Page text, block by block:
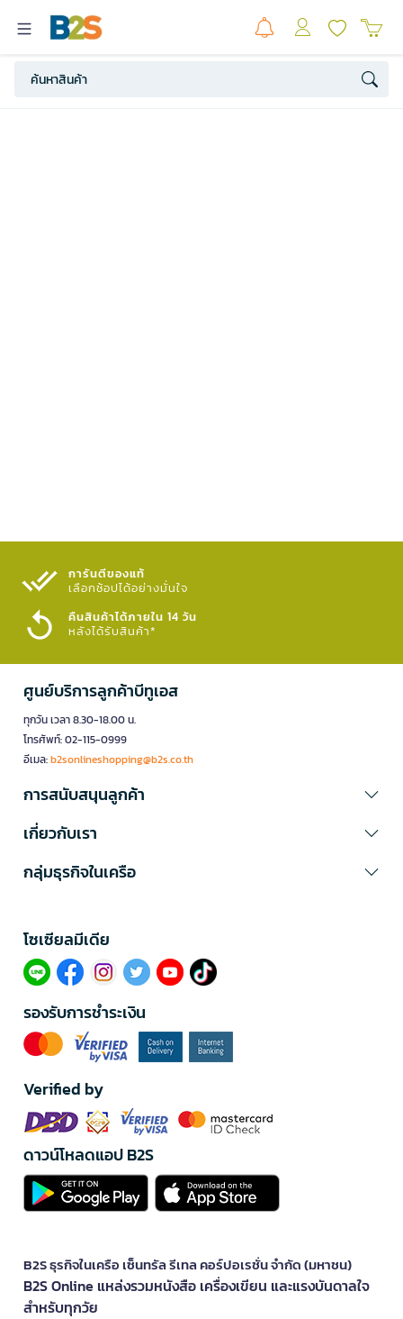
การันตีของแท้
เลือกช้อปได้อย่างมั่นใจ​
คืนสินค้าได้ภายใน 14 วัน
หลังได้รับสินค้า*
ศูนย์บริการลูกค้าบีทูเอส
ทุกวัน เวลา 8.30-18.00 น.
โทรศัพท์: 02-115-0999
อีเมล:b2sonlineshopping@b2s.co.th
การสนับสนุนลูกค้า
เกี่ยวกับเรา
กลุ่มธุรกิจในเครือ
โซเซียลมีเดีย​
รองรับการชำระเงิน
Verified by
ดาวน์โหลดแอป B2S
B2S ธุรกิจในเครือ เซ็นทรัล รีเทล คอร์ปอเรชั่น จำกัด (มหาชน)
B2S Online แหล่งรวมหนังสือ เครื่องเขียน และแรงบันดาลใจ
สำหรับทุกวัย